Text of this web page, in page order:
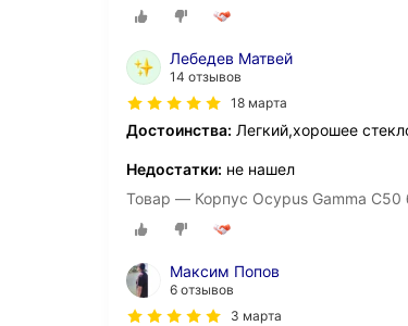
Лебедев Матвей
14 отзывов
18 марта
Достоинства: Легкий,хорошее
Недостатки: не нашел
Товар — Корпус Ocypus Gamma C50
Максим Попов
6 отзывов
3 марта